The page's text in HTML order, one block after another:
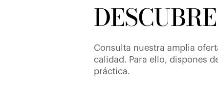
Consulta nuestra amplia
calidad. Para ello, dispones
práctica.